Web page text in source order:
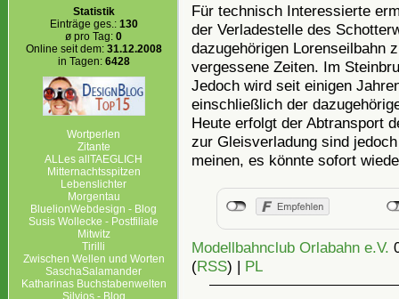
Statistik
Einträge ges.: 130
ø pro Tag: 0
Online seit dem: 31.12.2008
in Tagen: 6428
Wortperlen
Zitante
ALLes allTAEGLICH
Mitternachtsspitzen
Lebenslichter
Morgentau
BluelionWebdesign - Blog
Susis Wollecke - Postfiliale
Mitwitz
Tirilli
Zwischen Wellen und Worten
SaschaSalamander
Katharinas Buchstabenwelten
Silvios - Blog
Für technisch Interessierte
der Verladestelle des
dazugehörigen Lorenseilbahn
vergessene Zeiten. Im
Jedoch wird seit einigen
einschließlich der
Heute erfolgt der Abtransport
zur Gleisverladung sind
meinen, es könnte sofort
Modellbahnclub Orlabahn e.V.
(RSS) | PL